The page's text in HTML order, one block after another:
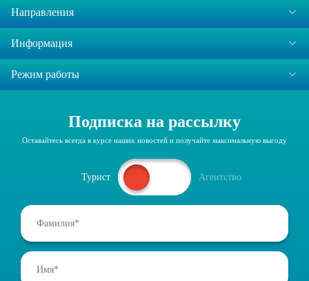
Направления
Информация
Режим работы
Подписка на рассылку
Оставайтесь всегда в курсе наших новостей и получайте максимальную выгоду
Турист Агентство